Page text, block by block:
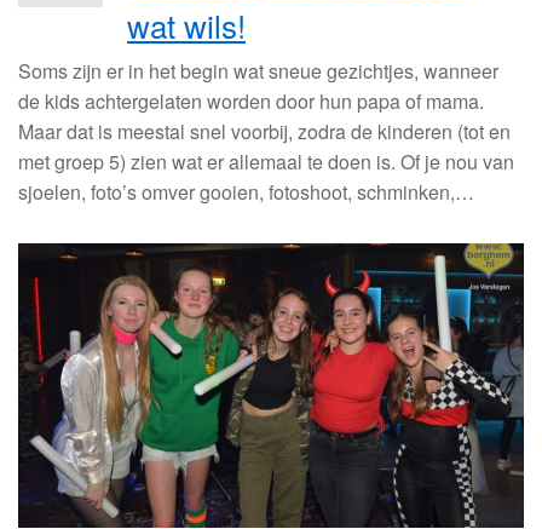
wat wils!
Soms zijn er in het begin wat sneue gezichtjes, wanneer
de kids achtergelaten worden door hun papa of mama.
Maar dat is meestal snel voorbij, zodra de kinderen (tot en
met groep 5) zien wat er allemaal te doen is. Of je nou van
sjoelen, foto’s omver gooien, fotoshoot, schminken,…